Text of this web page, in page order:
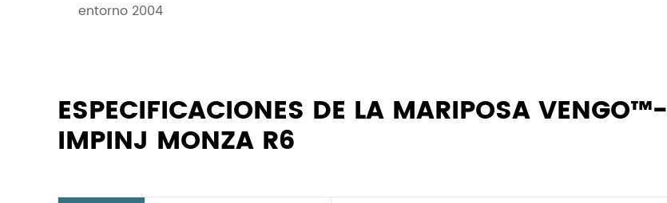
entorno 2004
ESPECIFICACIONES DE LA MARIPOSA VENGO™-
IMPINJ MONZA R6